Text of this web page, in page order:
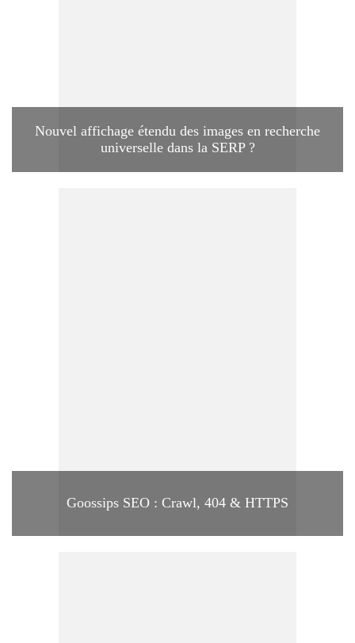
Nouvel affichage étendu des images en recherche
universelle dans la SERP ?
Goossips SEO : Crawl, 404 & HTTPS